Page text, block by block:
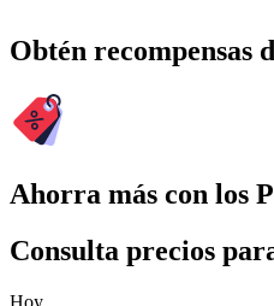
Obtén recompensas
Ahorra más con los
Consulta precios
Hoy